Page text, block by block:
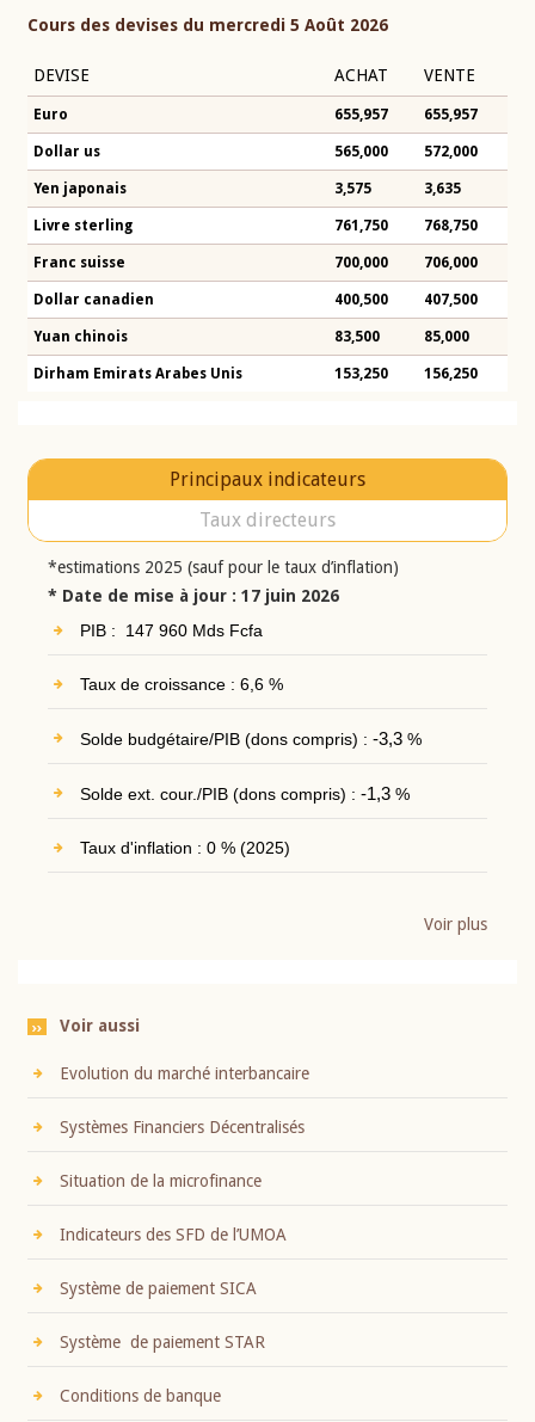
Cours des devises du mercredi 5 Août 2026
DEVISE ACHAT VENTE
Euro 655,957 655,957
Dollar us 565,000 572,000
Yen japonais 3,575 3,635
Livre sterling 761,750 768,750
Franc suisse 700,000 706,000
Dollar canadien 400,500 407,500
Yuan chinois 83,500 85,000
Dirham Emirats Arabes Unis 153,250 156,250
Principaux indicateurs
Taux directeurs
*estimations 2025 (sauf pour le taux d’inflation)
* Date de mise à jour : 17 juin 2026
PIB : 147 960 Mds Fcfa
Taux de croissance : 6,6 %
Solde budgétaire/PIB (dons compris) : -3,3%
Solde ext. cour./PIB (dons compris) : -1,3%
Taux d'inflation : 0 % (2025)
Voir plus
Voir aussi
Evolution du marché interbancaire
Systèmes Financiers Décentralisés
Situation de la microfinance
Indicateurs des SFD de l’UMOA
Système de paiement SICA
Système de paiement STAR
Conditions de banque